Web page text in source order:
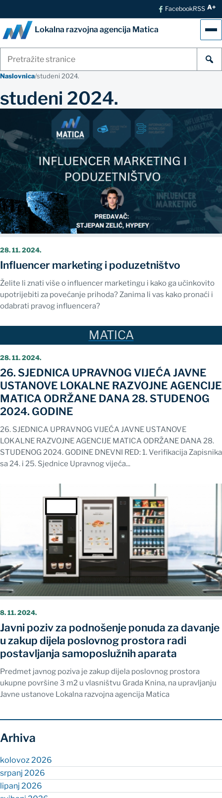
FacebookRSS A+
Lokalna razvojna agencija Matica
Naslovnica/studeni 2024.
studeni 2024.
28. 11. 2024.
Influencer marketing i poduzetništvo
Želite li znati više o influencer marketingu i kako ga učinkovito
upotrijebiti za povećanje prihoda? Zanima li vas kako pronaći i
odabrati pravog influencera?
28. 11. 2024.
26. SJEDNICA UPRAVNOG VIJEĆA JAVNE
USTANOVE LOKALNE RAZVOJNE AGENCIJE
MATICA ODRŽANE DANA 28. STUDENOG
2024. GODINE
26. SJEDNICA UPRAVNOG VIJEĆA JAVNE USTANOVE
LOKALNE RAZVOJNE AGENCIJE MATICA ODRŽANE DANA 28.
STUDENOG 2024. GODINE DNEVNI RED: 1. Verifikacija Zapisnika
sa 24. i 25. Sjednice Upravnog vijeća...
8. 11. 2024.
Javni poziv za podnošenje ponuda za davanje
u zakup dijela poslovnog prostora radi
postavljanja samoposlužnih aparata
Predmet javnog poziva je zakup dijela poslovnog prostora
ukupne površine 3 m2 u vlasništvu Grada Knina, na upravljanju
Javne ustanove Lokalna razvojna agencija Matica
Arhiva
kolovoz 2026
srpanj 2026
lipanj 2026